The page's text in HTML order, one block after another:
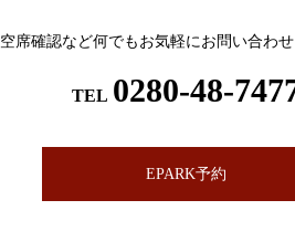
空席確認など何でもお気軽にお問い合わせ
TEL 0280-48-
EPARK予約